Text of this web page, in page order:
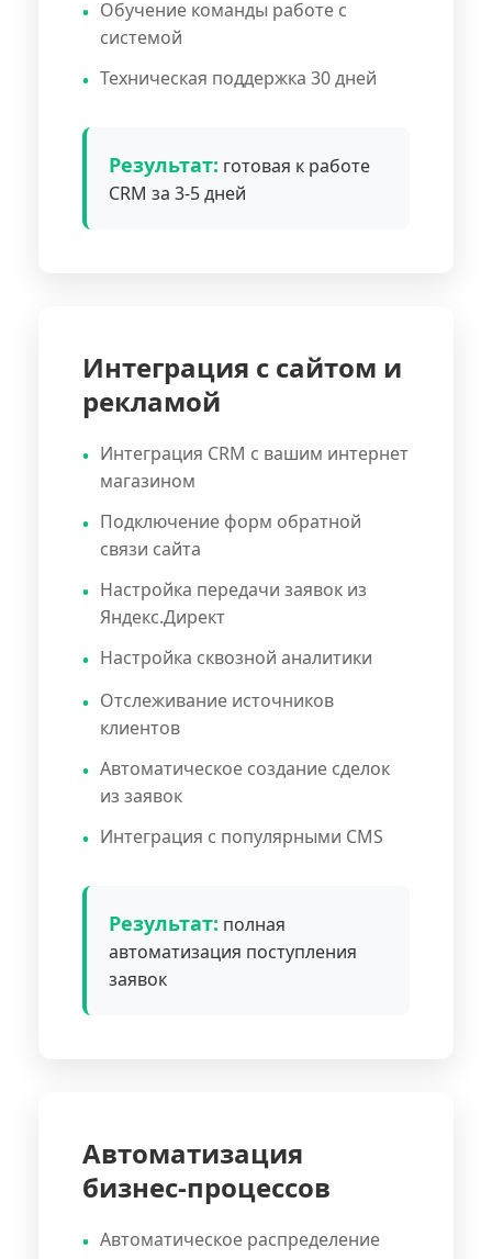
Обучение команды работе с
системой
Техническая поддержка 30 дней
Результат: готовая к работе
CRM за 3-5 дней
Интеграция с сайтом и
рекламой
Интеграция CRM с вашим интернет
магазином
Подключение форм обратной
связи сайта
Настройка передачи заявок из
Яндекс.Директ
Настройка сквозной аналитики
Отслеживание источников
клиентов
Автоматическое создание сделок
из заявок
Интеграция с популярными CMS
Результат: полная
автоматизация поступления
заявок
Автоматизация
бизнес-процессов
Автоматическое распределение